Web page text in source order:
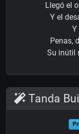
Llegó el
Y el
Y
Penas,
Su inútil
Tanda